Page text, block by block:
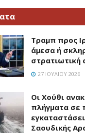
Τραμπ προς
άμεσα ή
στρατιωτική
27 ΙΟΥΛΊΟΥ 2026
Οι Χούθι
πλήγματα σε
Σαουδικής